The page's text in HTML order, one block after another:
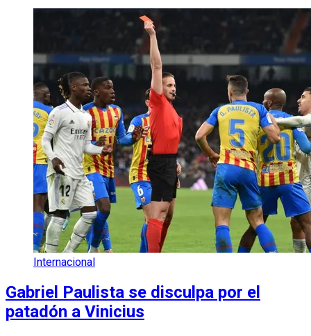
Internacional
Gabriel Paulista se disculpa por el
patadón a Vinicius